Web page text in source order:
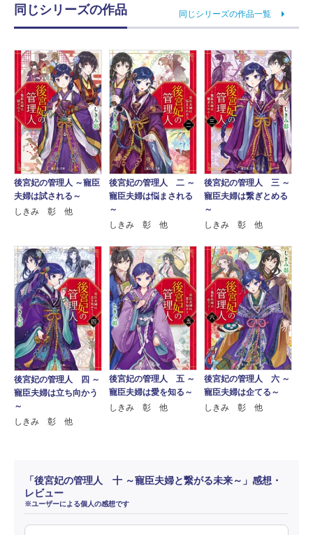
同じシリーズの作品 同じシリーズの作品一覧
後宮妃の管理人 ～寵臣
夫婦は試される～
しきみ 彰 他
後宮妃の管理人 二 ～
寵臣夫婦は悩まされる
～
しきみ 彰 他
後宮妃の管理人 三 ～
寵臣夫婦は繋ぎとめる
～
しきみ 彰 他
後宮妃の管理人 四 ～
寵臣夫婦は立ち向かう
～
しきみ 彰 他
後宮妃の管理人 五 ～
寵臣夫婦は愛を知る～
しきみ 彰 他
後宮妃の管理人 六 ～
寵臣夫婦は企てる～
しきみ 彰 他
「後宮妃の管理人 十 ～寵臣夫婦と繋がる未来～」感想・
レビュー
※ユーザーによる個人の感想です